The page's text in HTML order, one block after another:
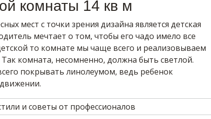
комнаты 14 кв м
мест с точки зрения дизайна является детская
мечтает о том, чтобы его чадо имело все
то комнате мы чаще всего и реализовываем
комната, несомненно, должна быть светлой.
покрывать линолеумом, ведь ребенок